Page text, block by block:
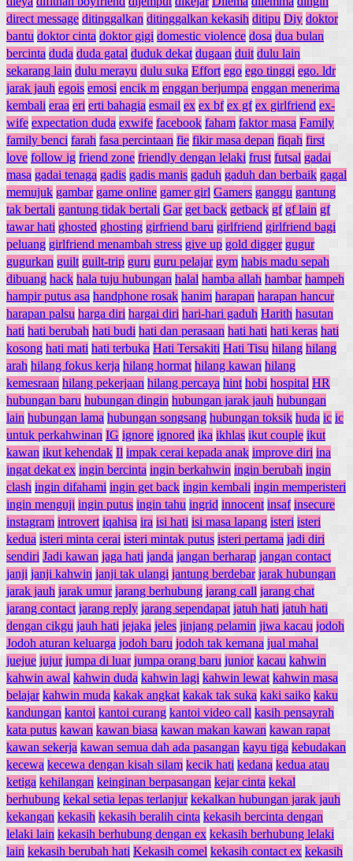
direct message ditinggalkan ditinggalkan kekasih ditipu Diy doktor
bantu doktor cinta doktor gigi domestic violence dosa dua bulan
bercinta duda duda gatal duduk dekat dugaan duit dulu lain
sekarang lain dulu merayu dulu suka Effort ego ego tinggi ego. ldr
jarak jauh egois emosi encik m enggan berjumpa enggan menerima
kembali eraa eri erti bahagia esmail ex ex bf ex gf ex girlfriend ex-
wife expectation duda exwife facebook faham faktor masa Family
family benci farah fasa percintaan fie fikir masa depan fiqah first
love follow ig friend zone friendly dengan lelaki frust futsal gadai
masa gadai tenaga gadis gadis manis gaduh gaduh dan berbaik gagal
memujuk gambar game online gamer girl Gamers ganggu gantung
tak bertali gantung tidak bertali Gar get back getback gf gf lain gf
tawar hati ghosted ghosting girfriend baru girlfriend girlfriend bagi
peluang girlfriend menambah stress give up gold digger gugur
gugurkan guilt guilt-trip guru guru pelajar gym habis madu sepah
dibuang hack hala tuju hubungan halal hamba allah hambar hampeh
hampir putus asa handphone rosak hanim harapan harapan hancur
harapan palsu harga diri hargai diri hari-hari gaduh Harith hasutan
hati hati berubah hati budi hati dan perasaan hati hati hati keras hati
kosong hati mati hati terbuka Hati Tersakiti Hati Tisu hilang hilang
arah hilang fokus kerja hilang hormat hilang kawan hilang
kemesraan hilang pekerjaan hilang percaya hint hobi hospital HR
hubungan baru hubungan dingin hubungan jarak jauh hubungan
lain hubungan lama hubungan songsang hubungan toksik huda ic ic
untuk perkahwinan IG ignore ignored ika ikhlas ikut couple ikut
kawan ikut kehendak Il impak cerai kepada anak improve diri ina
ingat dekat ex ingin bercinta ingin berkahwin ingin berubah ingin
clash ingin difahami ingin get back ingin kembali ingin memperisteri
ingin menguji ingin putus ingin tahu ingrid innocent insaf insecure
instagram introvert iqahisa ira isi hati isi masa lapang isteri isteri
kedua isteri minta cerai isteri mintak putus isteri pertama jadi diri
sendiri Jadi kawan jaga hati janda jangan berharap jangan contact
janji janji kahwin janji tak ulangi jantung berdebar jarak hubungan
jarak jauh jarak umur jarang berhubung jarang call jarang chat
jarang contact jarang reply jarang sependapat jatuh hati jatuh hati
dengan cikgu jauh hati jejaka jeles jinjang pelamin jiwa kacau jodoh
Jodoh aturan keluarga jodoh baru jodoh tak kemana jual mahal
juejue jujur jumpa di luar jumpa orang baru junior kacau kahwin
kahwin awal kahwin duda kahwin lagi kahwin lewat kahwin masa
belajar kahwin muda kakak angkat kakak tak suka kaki saiko kaku
kandungan kantoi kantoi curang kantoi video call kasih pensayrah
kata putus kawan kawan biasa kawan makan kawan kawan rapat
kawan sekerja kawan semua dah ada pasangan kayu tiga kebudakan
kecewa kecewa dengan kisah silam kecik hati kedana kedua atau
ketiga kehilangan keinginan berpasangan kejar cinta kekal
berhubung kekal setia lepas terlanjur kekalkan hubungan jarak jauh
kekangan kekasih kekasih beralih cinta kekasih bercinta dengan
lelaki lain kekasih berhubung dengan ex kekasih berhubung lelaki
lain kekasih berubah hati Kekasih comel kekasih contact ex kekasih